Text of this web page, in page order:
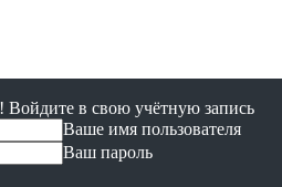
Войдите в свою учётную запись
Ваше имя пользователя
Ваш пароль